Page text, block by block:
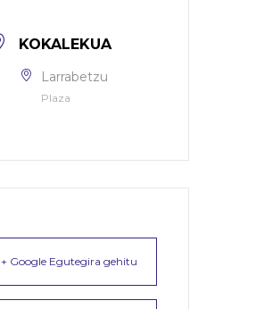
KOKALEKUA
Larrabetzu
Plaza
+ Google Egutegira gehitu